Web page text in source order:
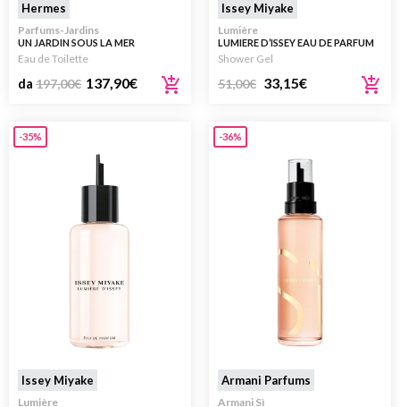
Hermes
Parfums-Jardins
UN JARDIN SOUS LA MER
RICARICA REFILL
Eau de Toilette
da 197,00€ 137,90€
Issey Miyake
Lumière
LUMIERE D’ISSEY EAU DE PARFUM
SHOWER CREAM 200ML
Shower Gel
51,00€ 33,15€
-35%
Issey Miyake
Lumière
-36%
Armani Parfums
Armani Sì